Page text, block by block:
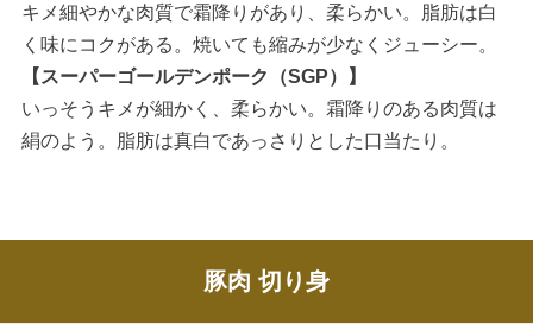
キメ細やかな肉質で霜降りがあり、柔らかい。脂肪は白
く味にコクがある。焼いても縮みが少なくジューシー。
【スーパーゴールデンポーク（SGP）】
いっそうキメが細かく、柔らかい。霜降りのある肉質は
絹のよう。脂肪は真白であっさりとした口当たり。
豚肉 切り身